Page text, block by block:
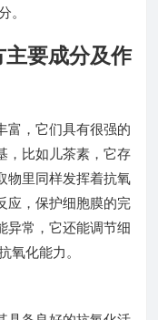
。
要成分及作
富，它们具有很强的
，比如儿茶素，它存
物里同样发挥着抗氧
应，保护细胞膜的完
异常，它还能调节细
氧化能力。